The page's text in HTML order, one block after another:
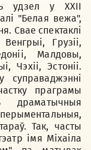
удзел у XXII
"Белая вежа",
Свае спектаклі
Грузіі,
Малдовы,
Чэхіі, Эстоніі.
праграмы
драматычныя
Так, часты
імя Міхаіла